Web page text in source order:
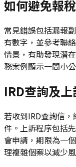
如何避免報
常見錯誤包括漏報
有數字，並參考聯
情景，有助發現潛
務案例顯示一間小
IRD查詢及
若收到IRD查詢信
件。上訴程序包括
會申請，期限為一
理複雜個案以減少